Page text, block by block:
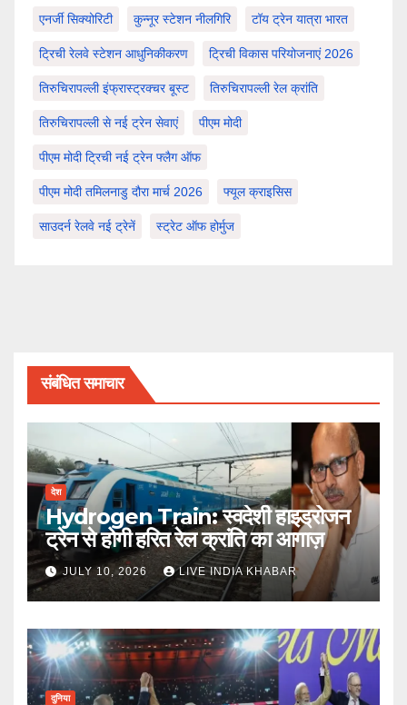
एनर्जी सिक्योरिटी कुन्नूर स्टेशन नीलगिरि टॉय ट्रेन यात्रा भारत
ट्रिची रेलवे स्टेशन आधुनिकीकरण ट्रिची विकास परियोजनाएं 2026
तिरुचिरापल्ली इंफ्रास्ट्रक्चर बूस्ट तिरुचिरापल्ली रेल क्रांति
तिरुचिरापल्ली से नई ट्रेन सेवाएं पीएम मोदी
पीएम मोदी ट्रिची नई ट्रेन फ्लैग ऑफ
पीएम मोदी तमिलनाडु दौरा मार्च 2026 फ्यूल क्राइसिस
साउदर्न रेलवे नई ट्रेनें स्ट्रेट ऑफ होर्मुज
संबंधित समाचार
देश
Hydrogen Train: स्वदेशी हाइड्रोजन
ट्रेन से होगी हरित रेल क्रांति का आगाज़
JULY 10, 2026 LIVE INDIA KHABAR
दुनिया